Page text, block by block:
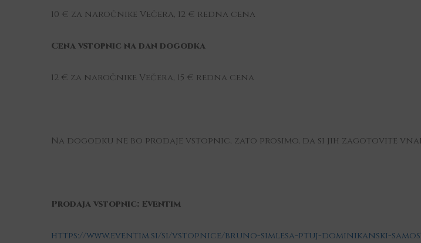
10 € za naročnike Večera, 12 € redna cena
Cena vstopnic na dan dogodka
12 € za naročnike Večera, 15 € redna cena
Na dogodku ne bo prodaje vstopnic, zato prosimo, da si jih zagotovite
Prodaja vstopnic: Eventim
https://www.eventim.si/si/vstopnice/bruno-simlesa-ptuj-dominikanski-